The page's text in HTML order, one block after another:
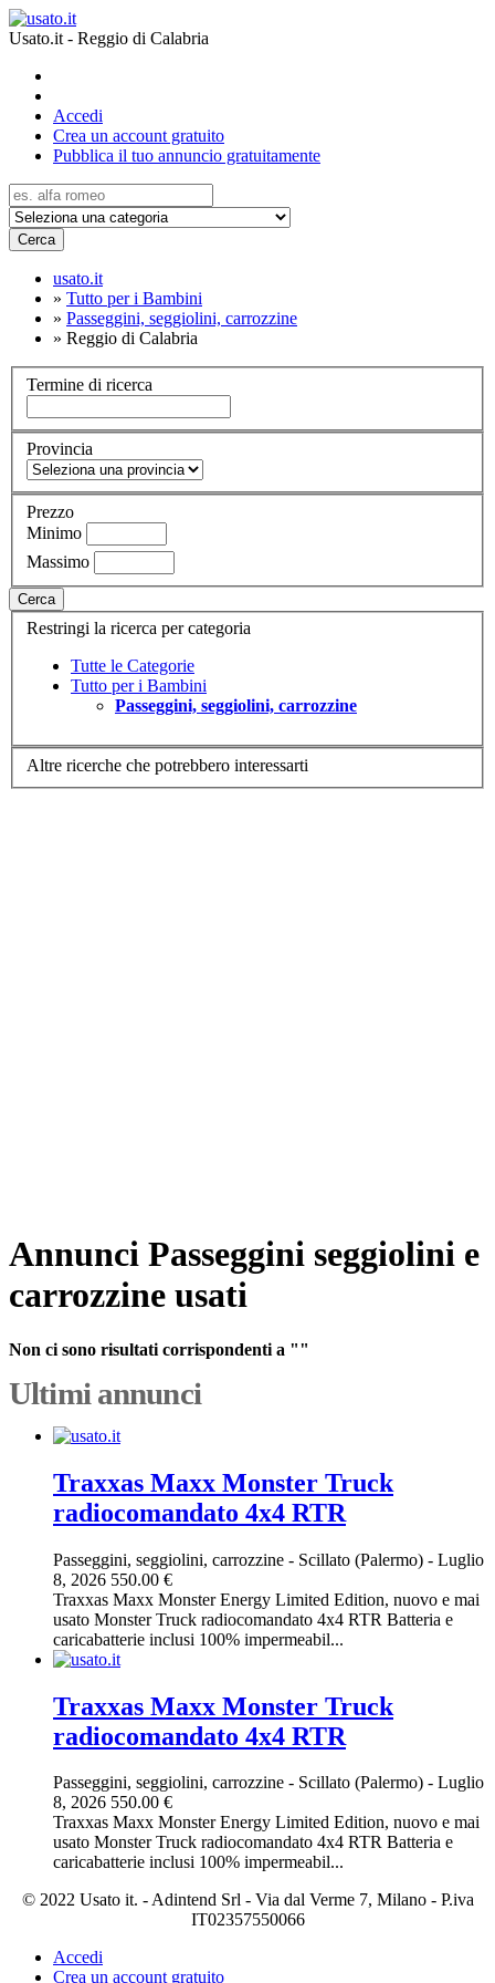
Usato.it - Reggio di Calabria
Accedi
Crea un account gratuito
Pubblica il tuo annuncio gratuitamente
Cerca
usato.it
» Tutto per i Bambini
» Passeggini, seggiolini, carrozzine
» Reggio di Calabria
Termine di ricerca
Provincia
Prezzo
Minimo
Massimo
Cerca
Restringi la ricerca per categoria
Tutte le Categorie
Tutto per i Bambini
Passeggini, seggiolini, carrozzine
Altre ricerche che potrebbero interessarti
Annunci Passeggini seggiolini e
carrozzine usati
Non ci sono risultati corrispondenti a ""
Ultimi annunci
Traxxas Maxx Monster Truck
radiocomandato 4x4 RTR
Passeggini, seggiolini, carrozzine - Scillato (Palermo) - Luglio
8, 2026 550.00 €
Traxxas Maxx Monster Energy Limited Edition, nuovo e mai
usato Monster Truck radiocomandato 4x4 RTR Batteria e
caricabatterie inclusi 100% impermeabil...
Traxxas Maxx Monster Truck
radiocomandato 4x4 RTR
Passeggini, seggiolini, carrozzine - Scillato (Palermo) - Luglio
8, 2026 550.00 €
Traxxas Maxx Monster Energy Limited Edition, nuovo e mai
usato Monster Truck radiocomandato 4x4 RTR Batteria e
caricabatterie inclusi 100% impermeabil...
© 2022 Usato it. - Adintend Srl - Via dal Verme 7, Milano - P.iva
IT02357550066
Accedi
Crea un account gratuito